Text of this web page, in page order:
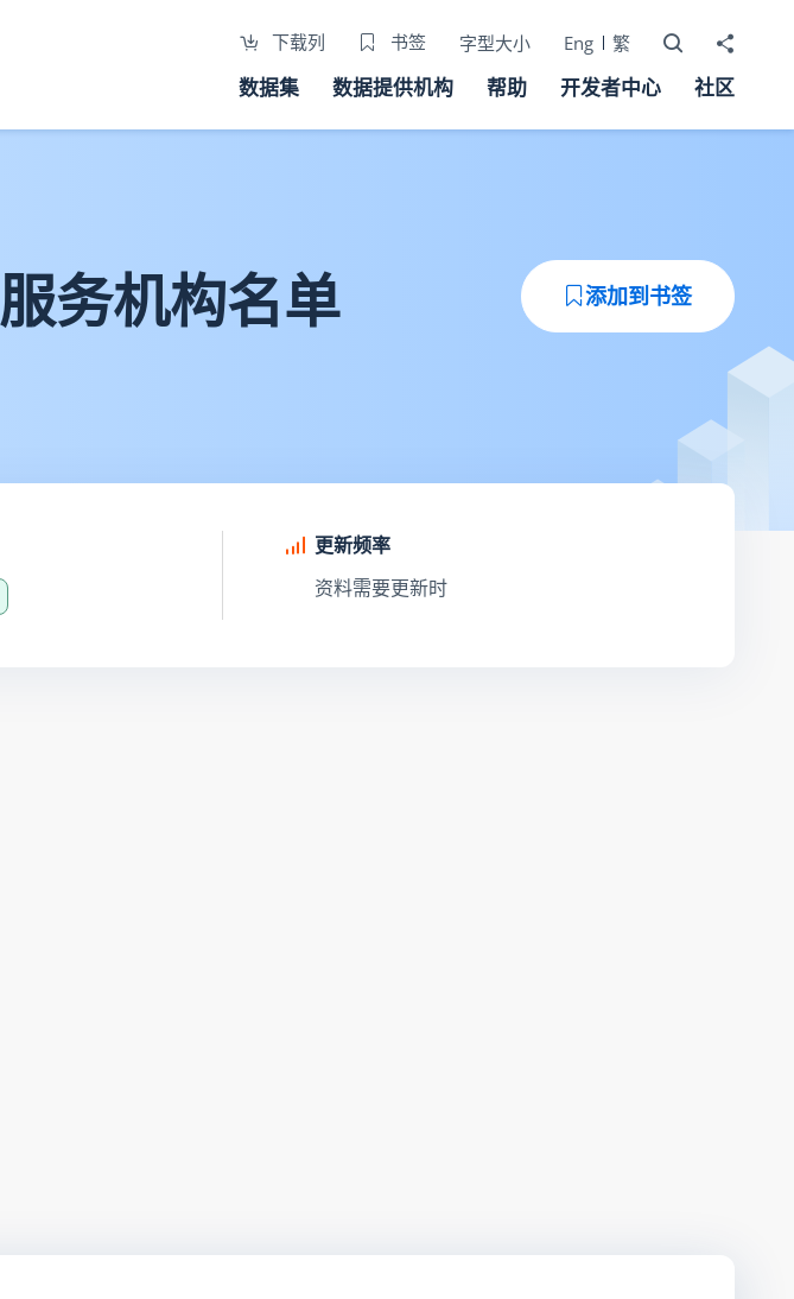
下载列 书签 字型大小 Eng 繁 打开搜寻器
分享至
数据集 数据提供机构 帮助 开发者中心 社区
务机构名单 添加到书签
更新频率
资料需要更新时